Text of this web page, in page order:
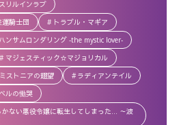
スリルインラブ
騎士団
トラブル・マギア
ハンサムロンダリング -the mystic lover-
マジェスティック☆マジョリカル
ミストニアの翅望
ラディアンテイル
ルの慟哭
かない悪役令嬢に転生してしまった… ～波